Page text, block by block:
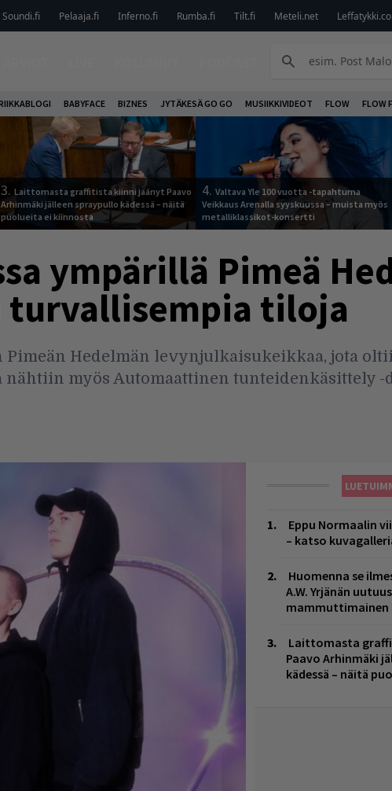
Soundi.fi Pelaaja.fi Inferno.fi Rumba.fi Tilt.fi Meteli.net
BABYFACE BIZNES JYTÄKESÄ GO GO MUSIIKKIVIDEOT FLOW FLOW
3. Laittomasta graffitista kiinni jäänyt Paavo
Arhinmäki jälleen spraypullo kädessä – näitä
puolueita ei kiinnosta
4. Valtava Yle 100 vuotta -tapahtuma
Veikkaus Arenalla syyskuussa – muista myös
metalliklassikot-konsertti
ympärillä Pimeä
tiloja
Hedelmän levynjulkaisukeikkaa, jota
myös Automaattinen tunteidenkäsittely -
Eppu Normaalin
– katso
Huomenna se
A.W. Yrjänän
mammuttimainen
Laittomasta
Paavo Arhinmäki
kädessä – näitä